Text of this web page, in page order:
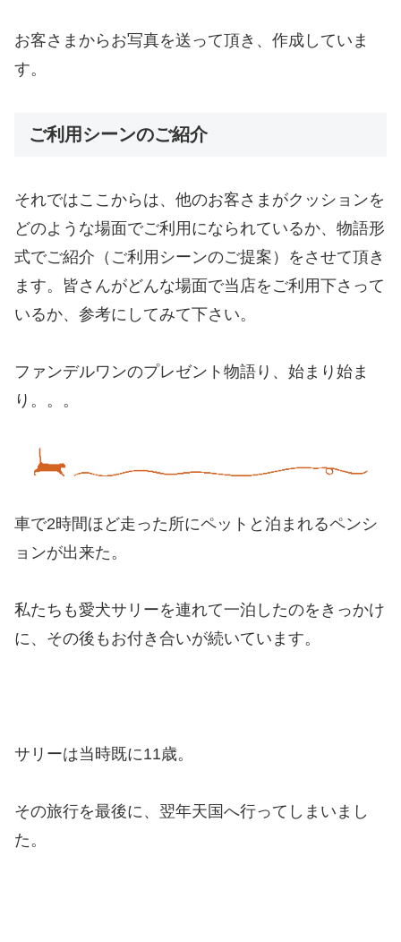
お客さまからお写真を送って頂き、作成していま
す。
ご利用シーンのご紹介
それではここからは、他のお客さまがクッションを
どのような場面でご利用になられているか、物語形
式でご紹介（ご利用シーンのご提案）をさせて頂き
ます。皆さんがどんな場面で当店をご利用下さって
いるか、参考にしてみて下さい。
ファンデルワンのプレゼント物語り、始まり始ま
り。。。
車で2時間ほど走った所にペットと泊まれるペンシ
ョンが出来た。
私たちも愛犬サリーを連れて一泊したのをきっかけ
に、その後もお付き合いが続いています。
サリーは当時既に11歳。
その旅行を最後に、翌年天国へ行ってしまいまし
た。